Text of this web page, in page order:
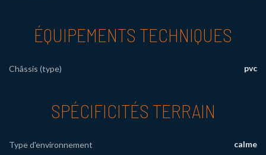
ÉQUIPEMENTS TECHNIQUES
Châssis (type) pvc
SPÉCIFICITÉS TERRAIN
Type d'environnement
calme